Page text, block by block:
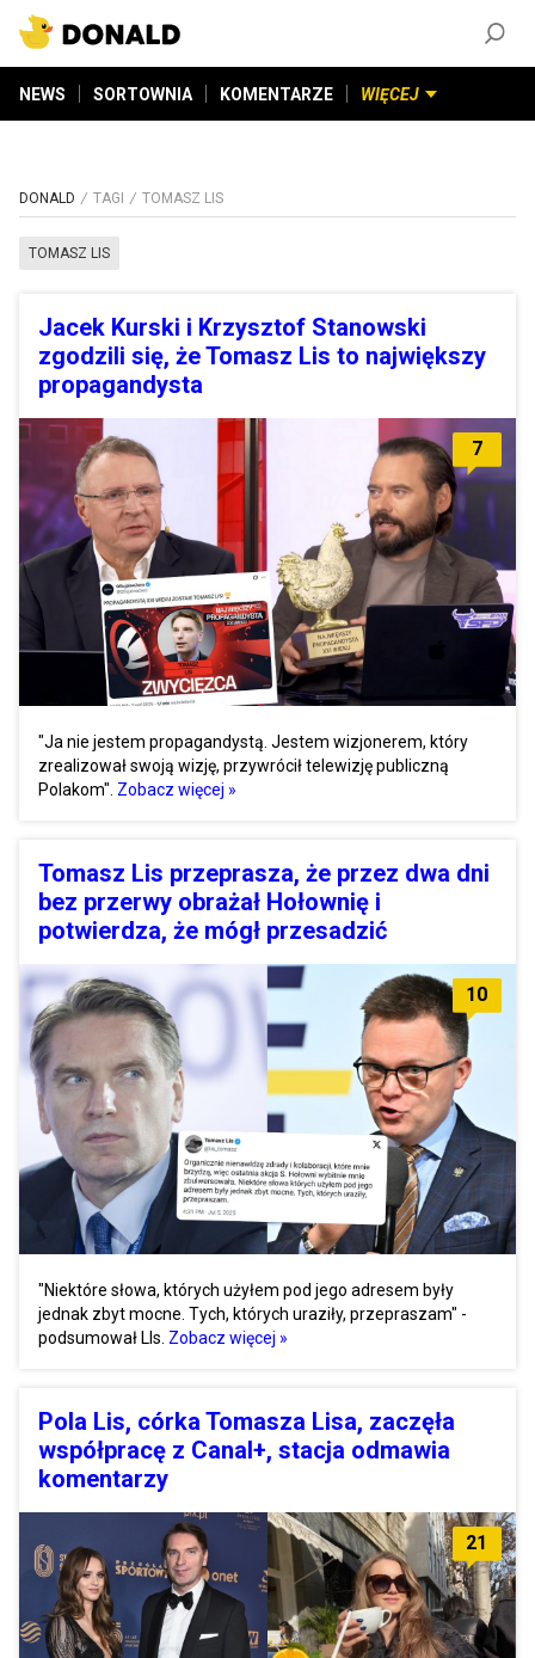
NEWS SORTOWNIA KOMENTARZE WIĘCEJ
DONALD TAGI TOMASZ LIS
TOMASZ LIS
Jacek Kurski i Krzysztof Stanowski
zgodzili się, że Tomasz Lis to największy
propagandysta
7
"Ja nie jestem propagandystą. Jestem wizjonerem, który
zrealizował swoją wizję, przywrócił telewizję publiczną
Polakom". Zobacz więcej »
Tomasz Lis przeprasza, że przez dwa dni
bez przerwy obrażał Hołownię i
potwierdza, że mógł przesadzić
10
"Niektóre słowa, których użyłem pod jego adresem były
jednak zbyt mocne. Tych, których uraziły, przepraszam" -
podsumował LIs. Zobacz więcej »
Pola Lis, córka Tomasza Lisa, zaczęła
współpracę z Canal+, stacja odmawia
komentarzy
21